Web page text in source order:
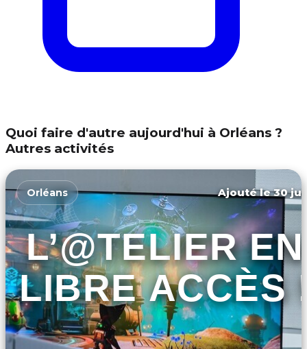
Quoi faire d'autre aujourd'hui à Orléans ?
Autres activités
Orléans Ajouté le 30
L’@TELIER EN
LIBRE ACCÈS